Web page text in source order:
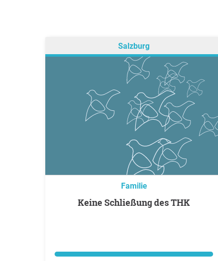
Salzburg
Familie
keine Schließung des THK